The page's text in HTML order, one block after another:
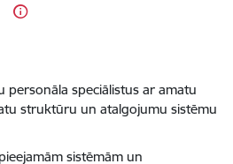
personāla speciālistus ar amatu
struktūru un atalgojumu sistēmu
sistēmām un